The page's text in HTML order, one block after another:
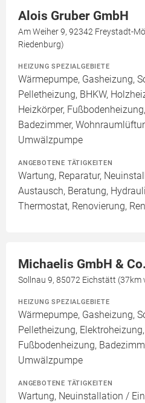
Alois Gruber GmbH
Am Weiher 9, 92342 Freystadt-
Riedenburg)
HEIZUNG SPEZIALGEBIETE
Wärmepumpe, Gasheizung,
Pelletheizung, BHKW,
Heizkörper,
Badezimmer,
Umwälzpumpe
ANGEBOTENE TÄTIGKEITEN
Wartung, Reparatur,
Austausch, Beratung,
Thermostat, Renovierung,
Michaelis GmbH &
Sollnau 9, 85072 Eichstätt (37km
HEIZUNG SPEZIALGEBIETE
Wärmepumpe, Gasheizung,
Pelletheizung,
Fußbodenheizung,
Umwälzpumpe
ANGEBOTENE TÄTIGKEITEN
Wartung, Neuinstallation /